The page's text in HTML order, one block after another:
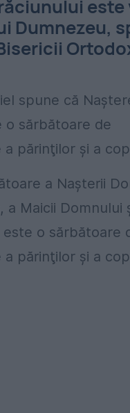
este
Dumnezeu,
spune că
o sărbătoare de
părinţilor şi a
a Naşterii
a Maicii Domnului
o sărbătoare
părinţilor şi a